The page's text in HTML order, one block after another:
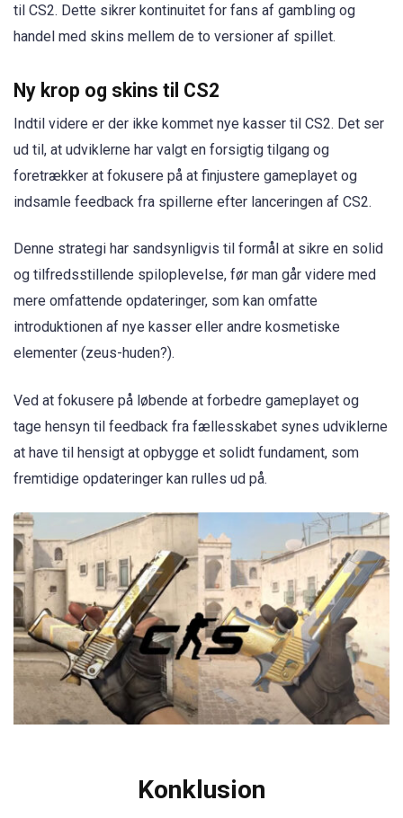
til CS2. Dette sikrer kontinuitet for fans af gambling og
handel med skins mellem de to versioner af spillet.
Ny krop og skins til CS2
Indtil videre er der ikke kommet nye kasser til CS2. Det ser
ud til, at udviklerne har valgt en forsigtig tilgang og
foretrækker at fokusere på at finjustere gameplayet og
indsamle feedback fra spillerne efter lanceringen af CS2.
Denne strategi har sandsynligvis til formål at sikre en solid
og tilfredsstillende spiloplevelse, før man går videre med
mere omfattende opdateringer, som kan omfatte
introduktionen af nye kasser eller andre kosmetiske
elementer (zeus-huden?).
Ved at fokusere på løbende at forbedre gameplayet og
tage hensyn til feedback fra fællesskabet synes udviklerne
at have til hensigt at opbygge et solidt fundament, som
fremtidige opdateringer kan rulles ud på.
Konklusion